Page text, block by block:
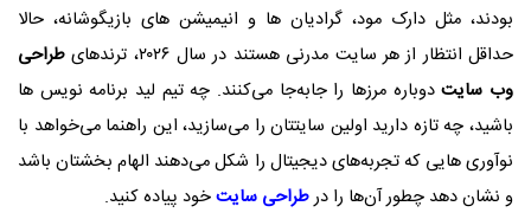
بودند، مثل دارک مود، گرادیان‌ ها و انیمیشن‌ های بازیگوشانه، حالا
حداقل انتظار از هر سایت مدرنی هستند در سال ۲۰۲۶، ترندهای
طراحی
وب سایتدوباره مرزها را جابه‌جا می‌کنند. چه تیم لید برنامه نویس ها
باشید، چه تازه دارید اولین سایتتان را می‌سازید، این راهنما می‌خواهد با
نوآوری‌ هایی که تجربه‌های دیجیتال را شکل می‌دهند الهام‌ بخشتان باشد
و نشان دهد چطور آن‌ها را درطراحی‌ سایتخود پیاده کنید.